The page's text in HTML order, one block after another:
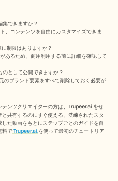
できますか？
制限はありますか？
として公開できますか？
のブランド要素をすべて削除しておく必要が
ンツクリエイターの方は、Trupeer.ai をぜ
共有するのにすぐ使える、洗練されたスタ
た動画をもとにステップごとのガイドを自
料で Trupeer.ai.を使って最初のチュートリア